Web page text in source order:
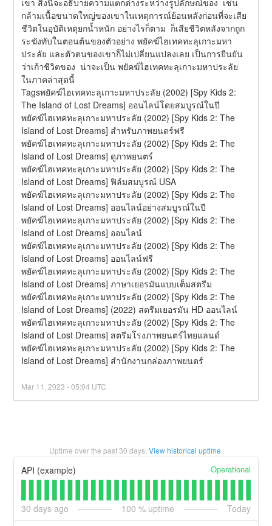
กล้ามเนื้อขนาดใหญ่ของเขาในเหตุการณ์ย้อนหลังก่อนที่จะเสีย
ชีวิตในอุบัติเหตุยกน้ำหนัก อย่างไรก็ตาม  ก็เสียชีวิตหลังจากถูก
ระฆังทับในตอนต้นของตัวอย่าง พยัคฆ์ไฮเทคทะลุเกาะมหา
ประลัย และตัวตนของเขาก็ไม่เปลี่ยนแปลงเลย เป็นการยืนยัน
ว่าเก้าชีวิตของ  น่าจะเป็น พยัคฆ์ไฮเทคทะลุเกาะมหาประลัย
ในภาคล่าสุดนี้
Tagsพยัคฆ์ไฮเทคทะลุเกาะมหาประลัย (2002) [Spy Kids 2:
The Island of Lost Dreams] ออนไลน์โดยสมบูรณ์ในปี
พยัคฆ์ไฮเทคทะลุเกาะมหาประลัย (2002) [Spy Kids 2: The
Island of Lost Dreams] สำหรับภาพยนตร์ฟรี
พยัคฆ์ไฮเทคทะลุเกาะมหาประลัย (2002) [Spy Kids 2: The
Island of Lost Dreams] ดูภาพยนตร์
พยัคฆ์ไฮเทคทะลุเกาะมหาประลัย (2002) [Spy Kids 2: The
Island of Lost Dreams] ฟิล์มสมบูรณ์ USA
พยัคฆ์ไฮเทคทะลุเกาะมหาประลัย (2002) [Spy Kids 2: The
Island of Lost Dreams] ออนไลน์อย่างสมบูรณ์ในปี
พยัคฆ์ไฮเทคทะลุเกาะมหาประลัย (2002) [Spy Kids 2: The
Island of Lost Dreams] ออนไลน์
พยัคฆ์ไฮเทคทะลุเกาะมหาประลัย (2002) [Spy Kids 2: The
Island of Lost Dreams] ออนไลน์ฟรี
พยัคฆ์ไฮเทคทะลุเกาะมหาประลัย (2002) [Spy Kids 2: The
Island of Lost Dreams] ภาษาเยอรมันแบบเต็มสตรีม
พยัคฆ์ไฮเทคทะลุเกาะมหาประลัย (2002) [Spy Kids 2: The
Island of Lost Dreams] (2022) สตรีมเยอรมัน HD ออนไลน์
พยัคฆ์ไฮเทคทะลุเกาะมหาประลัย (2002) [Spy Kids 2: The
Island of Lost Dreams] สตรีมโรงภาพยนตร์ไทยแลนด์
พยัคฆ์ไฮเทคทะลุเกาะมหาประลัย (2002) [Spy Kids 2: The
Island of Lost Dreams] สํานักงานกล่องภาพยนตร์
Mar 11 ,2023 -05:04 UTC
Uptime over the past30 days. View historical uptime.
API (example) Operational
30 days ago 100 % uptime Today